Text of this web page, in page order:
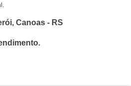
Canoas - RS